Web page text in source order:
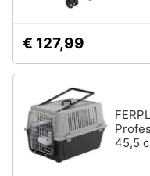
€ 127,99
45,5